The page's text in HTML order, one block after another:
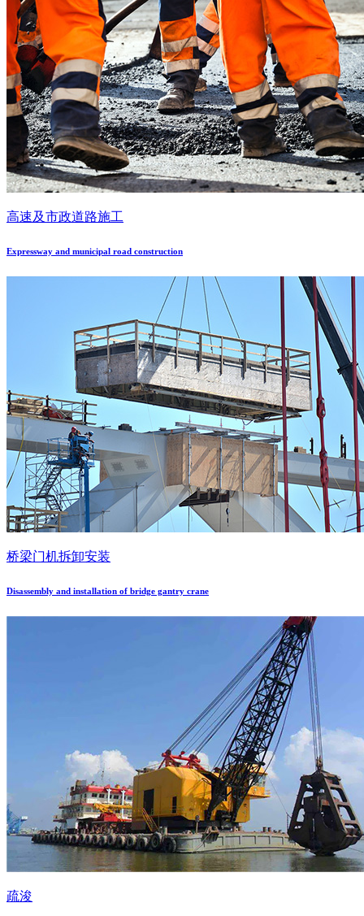
高速及市政道路施工
Expressway and municipal road construction
桥梁门机拆卸安装
Disassembly and installation of bridge gantry crane
疏浚